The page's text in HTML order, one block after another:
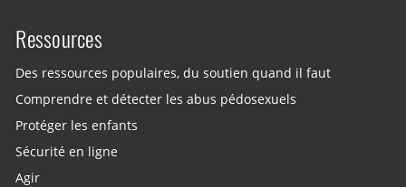
Ressources
Des ressources populaires, du soutien quand il faut
Comprendre et détecter les abus pédosexuels
Protéger les enfants
Sécurité en ligne
Agir